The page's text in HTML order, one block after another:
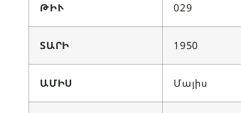
ԹԻՒ 029
ՏԱՐԻ 1950
ԱՄԻՍ Մայիս